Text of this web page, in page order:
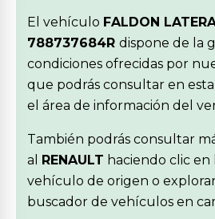
El vehículo FALDON
788737684R dispone de la
condiciones ofrecidas por
que podrás consultar en
el área de información del
También podrás consultar
al RENAULT haciendo clic en
vehículo de origen o
buscador de vehículos en